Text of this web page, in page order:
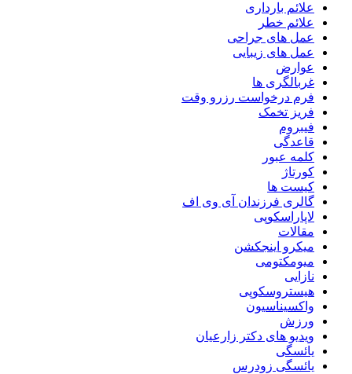
علائم بارداری
علائم خطر
عمل های جراحی
عمل های زیبایی
عوارض
غربالگری ها
فرم درخواست رزرو وقت
فریز تخمک
فیبروم
قاعدگی
کلمه عبور
کورتاژ
کیست ها
گالری فرزندان آی وی اف
لاپاراسکوپی
مقالات
میکرو اینجکشن
میومکتومی
نازایی
هیستروسکوپی
واکسیناسیون
ورزش
ویدیو های دکتر زارعیان
یائسگی
یائسگی زودرس